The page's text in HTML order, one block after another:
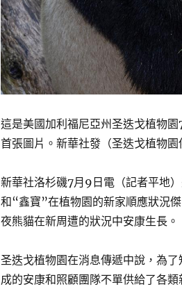
這是美國加利福尼亞州圣迭戈植物
首張圖片。新華社發（圣迭戈植物園
新華社洛杉磯7月9日電（記者平地
和“鑫寶”在植物園的新家順應狀況
夜熊貓在新周遭的狀況中安康生長。
圣迭戈植物園在消息傳遞中說，為
成的安康和照顧團隊不單供給了各